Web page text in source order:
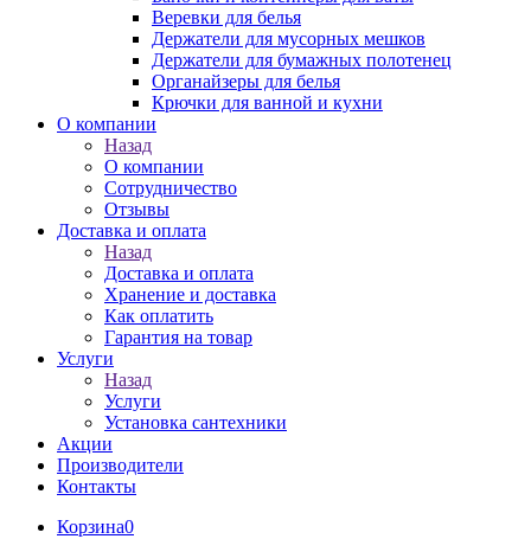
Веревки для белья
Держатели для мусорных мешков
Держатели для бумажных полотенец
Органайзеры для белья
Крючки для ванной и кухни
О компании
Назад
О компании
Сотрудничество
Отзывы
Доставка и оплата
Назад
Доставка и оплата
Хранение и доставка
Как оплатить
Гарантия на товар
Услуги
Назад
Услуги
Установка сантехники
Акции
Производители
Контакты
Корзина0